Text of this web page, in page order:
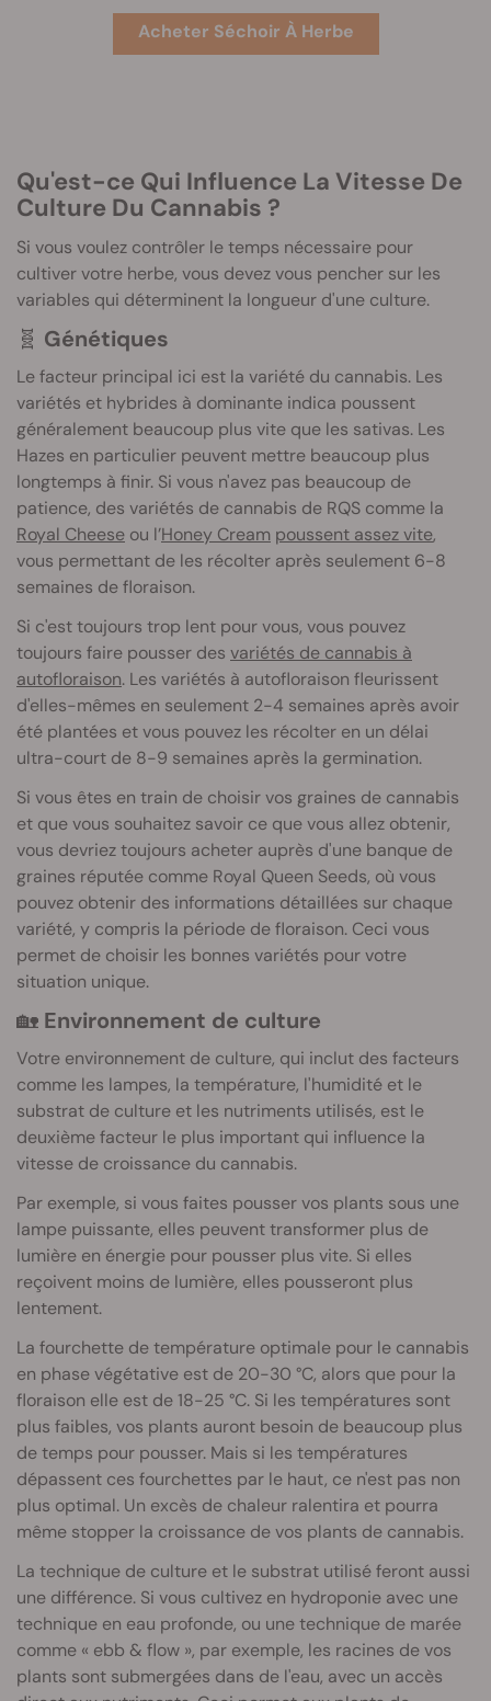
Acheter Séchoir À Herbe
Qu'est-ce Qui Influence La Vitesse De
Culture Du Cannabis ?
Si vous voulez contrôler le temps nécessaire pour
cultiver votre herbe, vous devez vous pencher sur les
variables qui déterminent la longueur d'une culture.
🧬 Génétiques
Le facteur principal ici est la variété du cannabis. Les
variétés et hybrides à dominante indica poussent
généralement beaucoup plus vite que les sativas. Les
Hazes en particulier peuvent mettre beaucoup plus
longtemps à finir. Si vous n'avez pas beaucoup de
patience, des variétés de cannabis de RQS comme la
Royal Cheese ou l’Honey Cream poussent assez vite,
vous permettant de les récolter après seulement 6-8
semaines de floraison.
Si c'est toujours trop lent pour vous, vous pouvez
toujours faire pousser des variétés de cannabis à
autofloraison. Les variétés à autofloraison fleurissent
d'elles-mêmes en seulement 2-4 semaines après avoir
été plantées et vous pouvez les récolter en un délai
ultra-court de 8-9 semaines après la germination.
Si vous êtes en train de choisir vos graines de cannabis
et que vous souhaitez savoir ce que vous allez obtenir,
vous devriez toujours acheter auprès d'une banque de
graines réputée comme Royal Queen Seeds, où vous
pouvez obtenir des informations détaillées sur chaque
variété, y compris la période de floraison. Ceci vous
permet de choisir les bonnes variétés pour votre
situation unique.
🏡 Environnement de culture
Votre environnement de culture, qui inclut des facteurs
comme les lampes, la température, l'humidité et le
substrat de culture et les nutriments utilisés, est le
deuxième facteur le plus important qui influence la
vitesse de croissance du cannabis.
Par exemple, si vous faites pousser vos plants sous une
lampe puissante, elles peuvent transformer plus de
lumière en énergie pour pousser plus vite. Si elles
reçoivent moins de lumière, elles pousseront plus
lentement.
La fourchette de température optimale pour le cannabis
en phase végétative est de 20-30 °C, alors que pour la
floraison elle est de 18-25 °C. Si les températures sont
plus faibles, vos plants auront besoin de beaucoup plus
de temps pour pousser. Mais si les températures
dépassent ces fourchettes par le haut, ce n'est pas non
plus optimal. Un excès de chaleur ralentira et pourra
même stopper la croissance de vos plants de cannabis.
La technique de culture et le substrat utilisé feront aussi
une différence. Si vous cultivez en hydroponie avec une
technique en eau profonde, ou une technique de marée
comme « ebb & flow », par exemple, les racines de vos
plants sont submergées dans de l'eau, avec un accès